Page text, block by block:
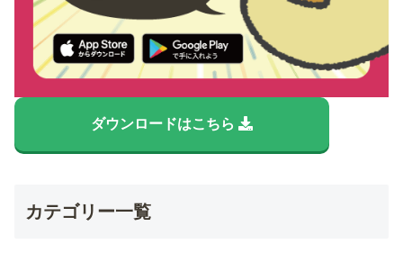
ダウンロードはこちら
カテゴリー一覧